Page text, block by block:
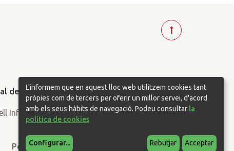
Política de privacitat Política de cookies
T
a
r
a
a
l
L'informem que en aquest lloc web utilitzem cookies tant
pròpies com de tercers per oferir un millor servei, d'acord
amb els seus hàbits de navegació. Podeu consultar la
política de cookies
Configurar... Rebutjar Acceptar